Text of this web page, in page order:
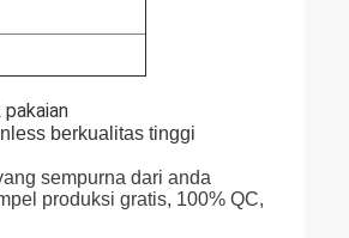
berkualitas tinggi
sempurna dari anda
produksi gratis, 100% QC,